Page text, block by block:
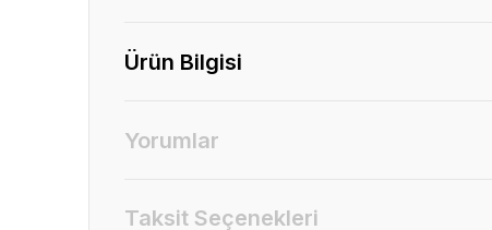
Ürün Bilgisi
Yorumlar
Taksit Seçenekleri